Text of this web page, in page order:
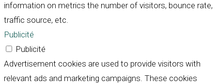
information on metrics the number of visitors, bounce rate,
traffic source, etc.
Publicité
Publicité
Advertisement cookies are used to provide visitors with
relevant ads and marketing campaigns. These cookies